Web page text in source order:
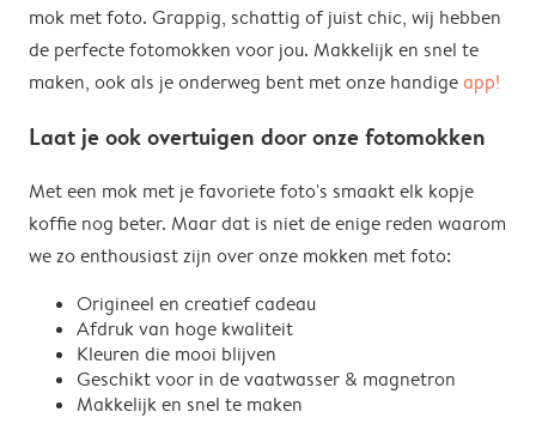
mok met foto. Grappig, schattig of juist chic, wij hebben
de perfecte fotomokken voor jou. Makkelijk en snel te
maken, ook als je onderweg bent met onze handigeapp!
Laat je ook overtuigen door onze fotomokken
Met een mok met je favoriete foto's smaakt elk kopje
koffie nog beter. Maar dat is niet de enige reden waarom
we zo enthousiast zijn over onze mokken met foto:
Origineel en creatief cadeau
Afdruk van hoge kwaliteit
Kleuren die mooi blijven
Geschikt voor in de vaatwasser & magnetron
Makkelijk en snel te maken